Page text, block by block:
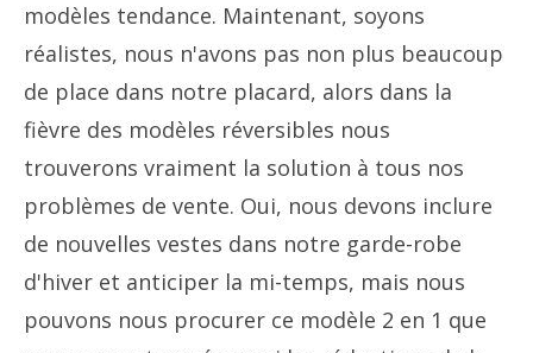
modèles tendance. Maintenant, soyons
réalistes, nous n'avons pas non plus beaucoup
de place dans notre placard, alors dans la
fièvre des modèles réversibles nous
trouverons vraiment la solution à tous nos
problèmes de vente. Oui, nous devons inclure
de nouvelles vestes dans notre garde-robe
d'hiver et anticiper la mi-temps, mais nous
pouvons nous procurer ce modèle 2 en 1 que